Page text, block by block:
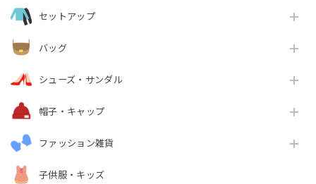
セットアップ
バッグ
シューズ・サンダル
帽子・キャップ
ファッション雑貨
子供服・キッズ